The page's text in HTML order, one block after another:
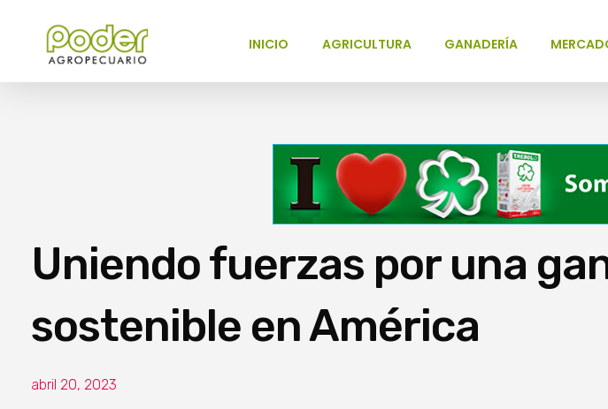
INICIO AGRICULTURA GANADERÍA
Uniendo fuerzas por una
sostenible en América
abril 20, 2023